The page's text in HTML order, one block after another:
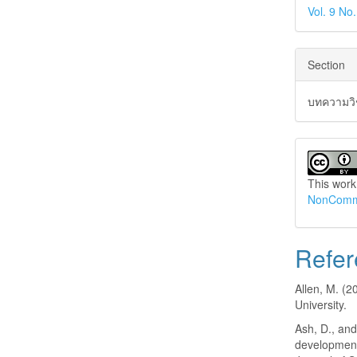
Vol. 9
Section
บทความวิ
This
Allen, M.
University.
Ash, D.,